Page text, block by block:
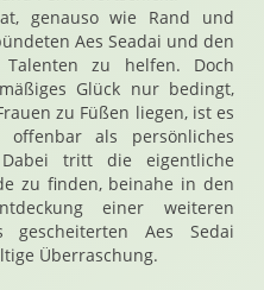
genauso wie Rand und
Aes Seadai und den
zu helfen. Doch
Glück nur bedingt,
zu Füßen liegen, ist es
als persönliches
tritt die eigentliche
zu finden, beinahe in den
einer weiteren
Aes Sedai
Überraschung.